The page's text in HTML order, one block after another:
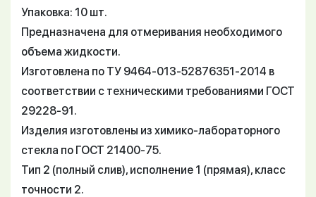
Упаковка: 10 шт.
Предназначена для отмеривания необходимого
объема жидкости.
Изготовлена по ТУ 9464-013-52876351-2014 в
соответствии с техническими требованиями ГОСТ
29228-91.
Изделия изготовлены из химико-лабораторного
стекла по ГОСТ 21400-75.
Тип 2 (полный слив), исполнение 1 (прямая), класс
точности 2.